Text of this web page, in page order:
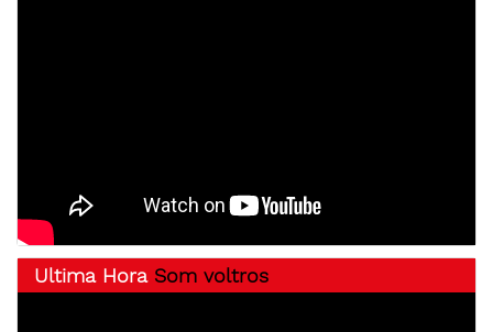
Ultima Hora Som voltros